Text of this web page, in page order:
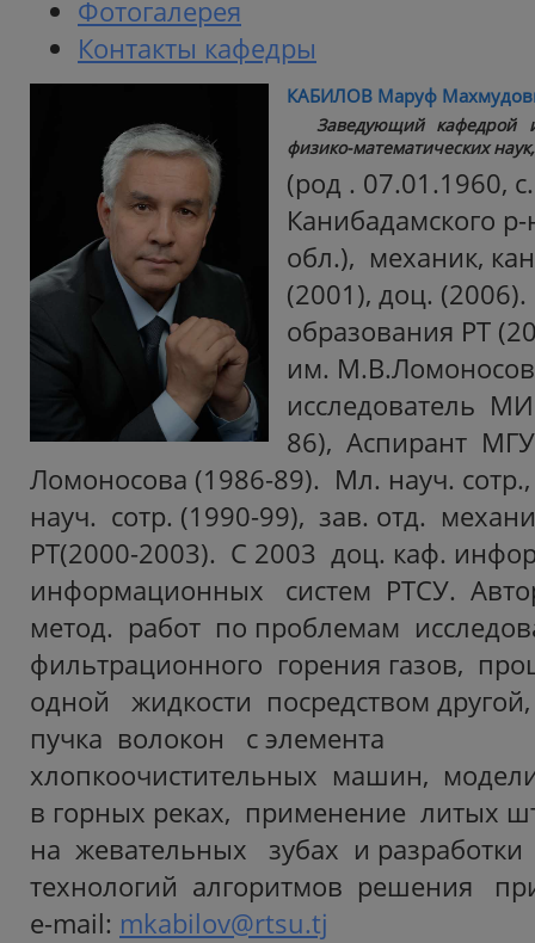
Фотогалерея
Контакты кафедры
КАБИЛОВ Маруф
Заведующий кафедрой
физико-математических
(род . 07.01.1960,
Канибадамского
обл.), механик,
(2001), доц.
образования РТ
им.
исследователь
86), Аспирант
Ломоносова (1986-89). Мл. науч.
науч. сотр. (1990-99), зав. отд.
РТ(2000-2003). С 2003 доц. каф.
информационных систем РТСУ.
метод. работ по проблемам
фильтрационного горения газов,
одной жидкости посредством
пучка волокон с элемента
хлопкоочистительных машин,
в горных реках, применение литых
на жевательных зубах и
технологий алгоритмов решения
e-mail: mkabilov@rtsu.tj